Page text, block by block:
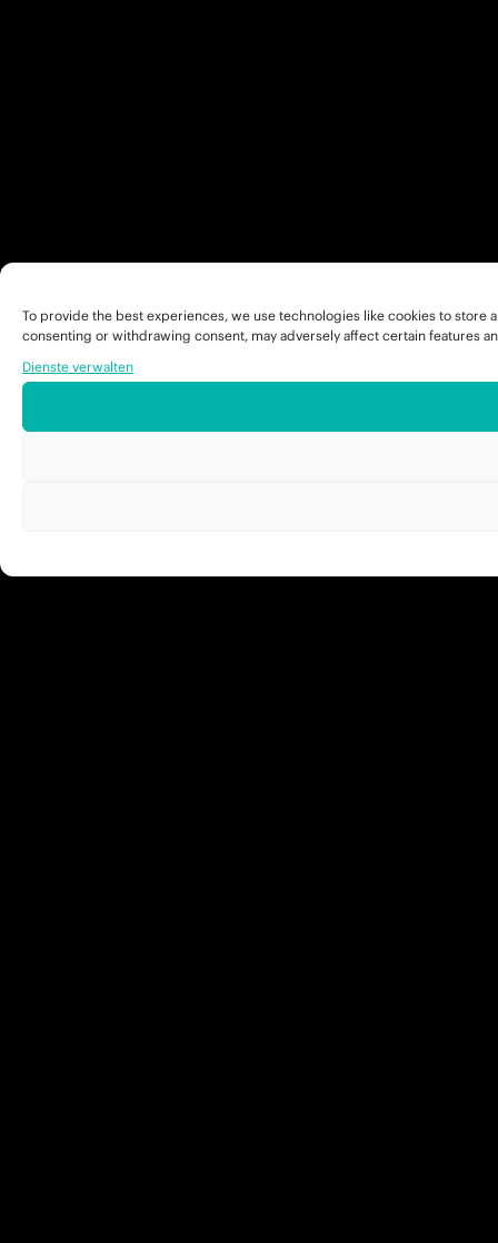
To provide the best experiences, we use technologies like cookies to
consenting or withdrawing consent, may adversely affect certain features
Dienste verwalten